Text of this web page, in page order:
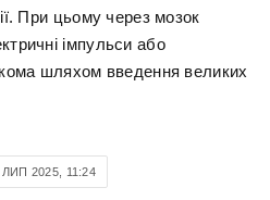
При цьому через мозок
імпульси або
кома шляхом введення великих
ЛИП 2025, 11:24